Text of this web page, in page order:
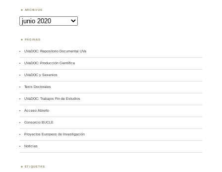
ARCHIVOS
Archivos
PÁGINAS
UVaDOC: Repositorio Documental UVa
UVaDOC: Producción Científica
UVaDOC y Sexenios
Tesis Doctorales
UVaDOC: Trabajos Fin de Estudios
Acceso Abierto
Consorcio BUCLE
Proyectos Europeos de Investigación
Noticias
ETIQUETAS